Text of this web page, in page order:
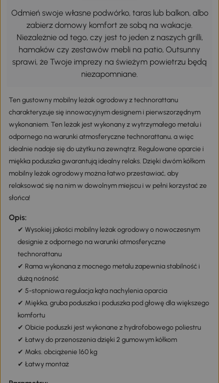
Odmień swoje własne podwórko, taras lub balkon, albo
zabierz domowy komfort ze sobą na wakacje.
Niezależnie od tego, czy jest to jeden z naszych grilli,
hamaków czy zestawów mebli na patio, Outsunny
sprawi, że Twoje imprezy na świeżym powietrzu będą
niezapomniane.
Ten gustowny mobilny leżak ogrodowy z technorattanu
charakteryzuje się innowacyjnym designem i pierwszorzędnym
wykonaniem. Ten leżak jest wykonany z wytrzymałego metalu i
odpornego na warunki atmosferyczne technorattanu, a więc
idealnie nadaje się do użytku na zewnątrz. Regulowane oparcie i
miękka poduszka gwarantują idealny relaks. Dzięki dwóm kółkom
mobilny leżak ogrodowy można łatwo przestawiać, aby
relaksować się na nim w dowolnym miejscu i w pełni korzystać ze
słońca!
Opis:
✔ Wysokiej jakości mobilny leżak ogrodowy o nowoczesnym
designie z odpornego na warunki atmosferyczne
technorattanu
✔ Rama wykonana z mocnego metalu zapewnia stabilność i
dużą nośność
✔ 5-stopniowa regulacja kąta nachylenia oparcia
✔ Miękka, gruba poduszka i poduszka pod głowę dla większego
komfortu
✔ Obicie poduszki jest wykonane z hydrofobowego poliestru
✔ Łatwy do przenoszenia dzięki 2 gumowym kółkom
✔ Maks. obciążenie 160 kg
✔ Łatwy montaż